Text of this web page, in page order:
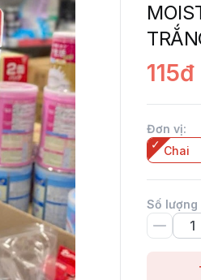
115đ
Đơn vị:
Chai
Số lượng